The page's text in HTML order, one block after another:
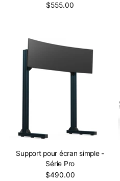
$555.00
Support pour écran simple -
Série Pro
$490.00